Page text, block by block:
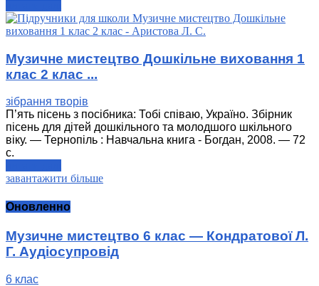
Музичне мистецтво Дошкільне виховання 1
клас 2 клас ...
зібрання творів
П’ять пісень з посібника: Тобі співаю, Україно. Збірник
пісень для дітей дошкільного та молодшого шкільного
віку. — Тернопіль : Навчальна книга - Богдан, 2008. — 72
с.
завантажити більше
Оновленно
Музичне мистецтво 6 клас — Кондратової Л.
Г. Аудіосупровід
6 клас